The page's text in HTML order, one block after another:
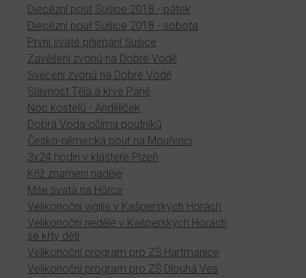
Diecézní pouť Sušice 2018 - pátek
Diecézní pouť Sušice 2018 - sobota
První svaté přijímání Sušice
Zavěšení zvonů na Dobré Vodě
Svěcení zvonů na Dobré Vodě
Slavnost Těla a krve Páně
Noc kostelů - Andělíček
Dobrá Voda očima poutníků
Česko-německá pouť na Mouřenci
3x24 hodin v klášteře Plzeň
Kříž znamení naděje
Mše svatá na Hůrce
Velikonoční vigilie v Kašperských Horách
Velikonoční neděle v Kašperských Horách
se křty dětí
Velikonoční program pro ZŠ Hartmanice
Velikonoční program pro ZŠ Dlouhá Ves